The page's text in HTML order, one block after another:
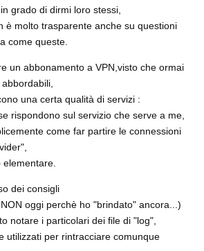
grado di dirmi loro stessi,
è molto trasparente anche su questioni
come queste.
un abbonamento a VPN,visto che ormai
una certa qualità di servizi :
rispondono sul servizio che serve a me,
come far partire le connessioni
dei consigli
oggi perchè ho "brindato" ancora...)
notare i particolari dei file di "log",
utilizzati per rintracciare comunque